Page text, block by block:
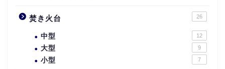
焚き火台 26
中型 12
大型 9
小型 7